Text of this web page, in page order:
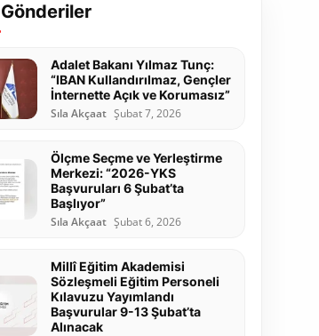
Adalet Bakanı Yılmaz Tunç:
“IBAN Kullandırılmaz, Gençler
İnternette Açık ve Korumasız”
Sıla Akçaat Şubat 7, 2026
Ölçme Seçme ve Yerleştirme
Merkezi: “2026-YKS
Başvuruları 6 Şubat’ta
Başlıyor”
Sıla Akçaat Şubat 6, 2026
Millî Eğitim Akademisi
Sözleşmeli Eğitim Personeli
Kılavuzu Yayımlandı
Başvurular 9-13 Şubat’ta
Alınacak